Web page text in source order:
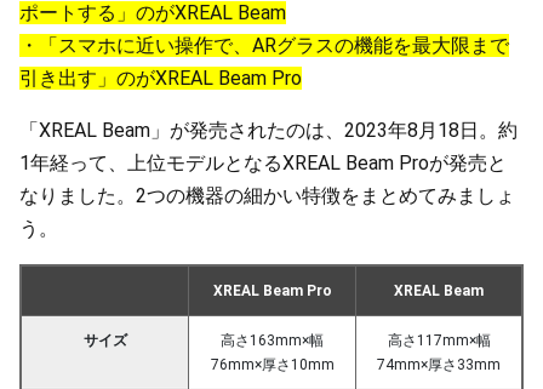
ポートする」のがXREAL Beam
・「スマホに近い操作で、ARグラスの機能を最大限まで
引き出す」のがXREAL Beam Pro
「XREAL Beam」が発売されたのは、2023年8月18日。約
1年経って、上位モデルとなるXREAL Beam Proが発売と
なりました。2つの機器の細かい特徴をまとめてみましょ
う。
XREAL Beam Pro XREAL Beam
サイズ
高さ163mm×幅
76mm×厚さ10mm
高さ117mm×幅
74mm×厚さ33mm